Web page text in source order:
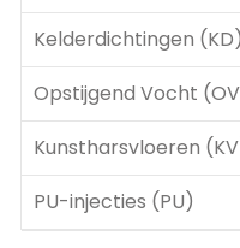
Kelderdichtingen (KD)
Opstijgend Vocht
Kunstharsvloeren
PU-injecties (PU)